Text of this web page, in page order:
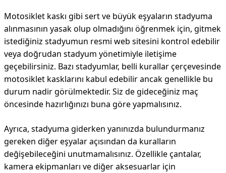
Motosiklet kaskı gibi sert ve büyük eşyaların stadyuma
alınmasının yasak olup olmadığını öğrenmek için, gitmek
istediğiniz stadyumun resmi web sitesini kontrol edebilir
veya doğrudan stadyum yönetimiyle iletişime
geçebilirsiniz. Bazı stadyumlar, belli kurallar çerçevesinde
motosiklet kasklarını kabul edebilir ancak genellikle bu
durum nadir görülmektedir. Siz de gideceğiniz maç
öncesinde hazırlığınızı buna göre yapmalısınız.
Ayrıca, stadyuma giderken yanınızda bulundurmanız
gereken diğer eşyalar açısından da kuralların
değişebileceğini unutmamalısınız. Özellikle çantalar,
kamera ekipmanları ve diğer aksesuarlar için